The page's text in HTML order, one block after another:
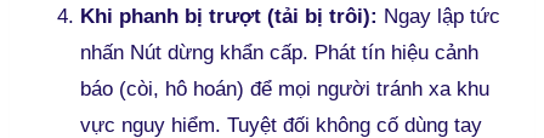
Khi phanh bị trượt (tải bị trôi): Ngay lập tức
nhấn Nút dừng khẩn cấp. Phát tín hiệu cảnh
báo (còi, hô hoán) để mọi người tránh xa khu
vực nguy hiểm. Tuyệt đối không cố dùng tay